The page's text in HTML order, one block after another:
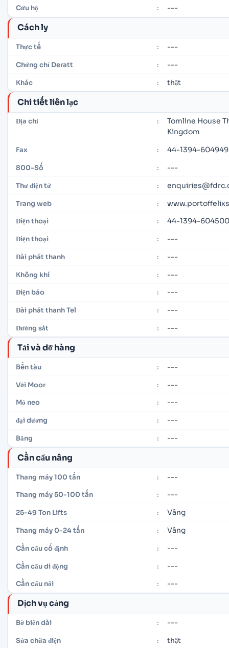
Cứu hộ : ---
Cách ly
Thực tế : ---
Chứng chỉ Deratt : ---
Khác : thật
Chi tiết liên lạc
Địa chỉ :
Tomline House
Kingdom
Fax : 44-1394-604949
800-Số : ---
Thư điện tử :
Trang web :
Điện thoại : 44-1394-604500
Điện thoại : ---
Đài phát thanh : ---
Không khí : ---
Điện báo : ---
Đài phát thanh Tel : ---
Đường sắt : ---
Tải và dỡ hàng
Bến tàu : ---
Với Moor : ---
Mỏ neo : ---
đại dương : ---
Băng : ---
Cần cẩu nâng
Thang máy 100 tấn : ---
Thang máy 50-100 tấn : ---
25-49 Ton Lifts : Vâng
Thang máy 0-24 tấn : Vâng
Cần cẩu cố định : ---
Cần cẩu di động : ---
Cần cẩu nổi : ---
Dịch vụ cảng
Bờ biển dài : ---
Sửa chữa điện : thật